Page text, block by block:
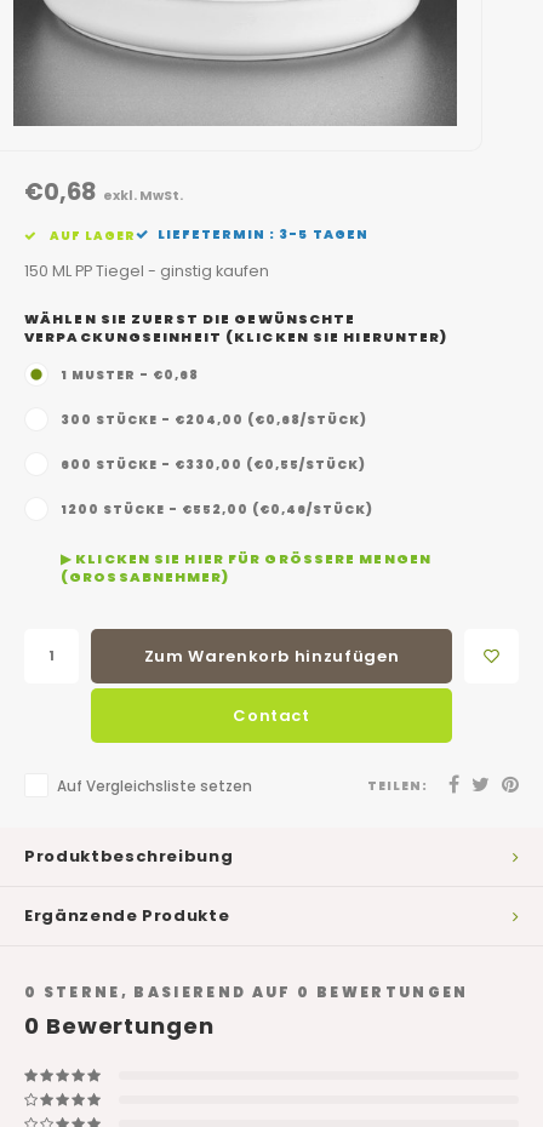
€0,68 exkl. MwSt.
AUF LAGER LIEFETERMIN : 3-5 TAGEN
150 ML PP Tiegel - ginstig kaufen
WÄHLEN SIE ZUERST DIE GEWÜNSCHTE
VERPACKUNGSEINHEIT (KLICKEN SIE HIERUNTER)
1 MUSTER - €0,68
300 STÜCKE - €204,00 (€0,68/STÜCK)
600 STÜCKE - €330,00 (€0,55/STÜCK)
1200 STÜCKE - €552,00 (€0,46/STÜCK)
▶ KLICKEN SIE HIER FÜR GRÖSSERE MENGEN (
GROSSABNEHMER)
Zum Warenkorb hinzufügen
Contact
Auf Vergleichsliste setzen TEILEN:
Produktbeschreibung
Ergänzende Produkte
0 STERNE, BASIEREND AUF 0 BEWERTUNGEN
0 Bewertungen